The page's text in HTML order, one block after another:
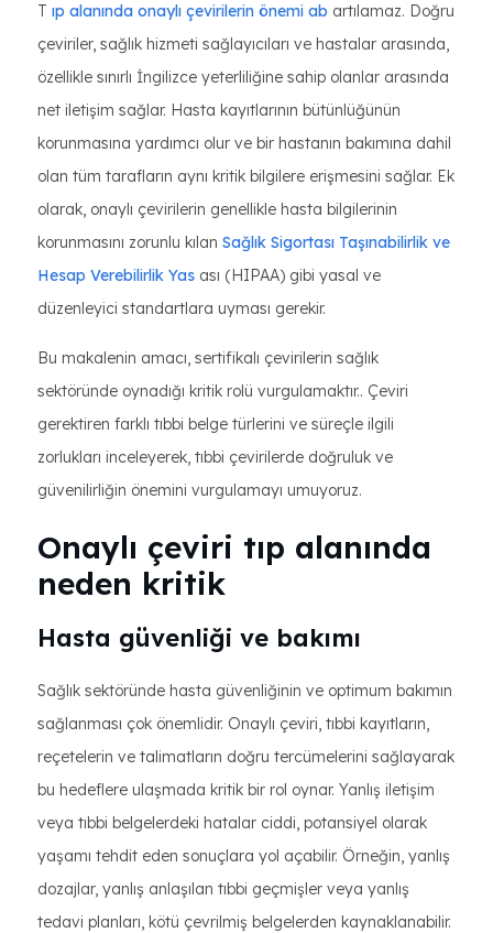
T ıp alanında onaylı çevirilerin önemi ab artılamaz. Doğru
çeviriler, sağlık hizmeti sağlayıcıları ve hastalar arasında,
özellikle sınırlı İngilizce yeterliliğine sahip olanlar arasında
net iletişim sağlar. Hasta kayıtlarının bütünlüğünün
korunmasına yardımcı olur ve bir hastanın bakımına dahil
olan tüm tarafların aynı kritik bilgilere erişmesini sağlar. Ek
olarak, onaylı çevirilerin genellikle hasta bilgilerinin
korunmasını zorunlu kılan Sağlık Sigortası Taşınabilirlik ve
Hesap Verebilirlik Yas ası (HIPAA) gibi yasal ve
düzenleyici standartlara uyması gerekir.
Bu makalenin amacı, sertifikalı çevirilerin sağlık
sektöründe oynadığı kritik rolü vurgulamaktır.. Çeviri
gerektiren farklı tıbbi belge türlerini ve süreçle ilgili
zorlukları inceleyerek, tıbbi çevirilerde doğruluk ve
güvenilirliğin önemini vurgulamayı umuyoruz.
Onaylı çeviri tıp alanında
neden kritik
Hasta güvenliği ve bakımı
Sağlık sektöründe hasta güvenliğinin ve optimum bakımın
sağlanması çok önemlidir. Onaylı çeviri, tıbbi kayıtların,
reçetelerin ve talimatların doğru tercümelerini sağlayarak
bu hedeflere ulaşmada kritik bir rol oynar. Yanlış iletişim
veya tıbbi belgelerdeki hatalar ciddi, potansiyel olarak
yaşamı tehdit eden sonuçlara yol açabilir. Örneğin, yanlış
dozajlar, yanlış anlaşılan tıbbi geçmişler veya yanlış
tedavi planları, kötü çevrilmiş belgelerden kaynaklanabilir.